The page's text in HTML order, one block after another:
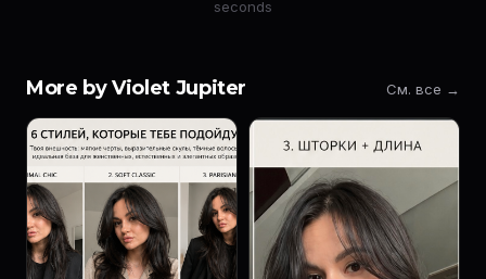
seconds
More by Violet Jupiter См. все →